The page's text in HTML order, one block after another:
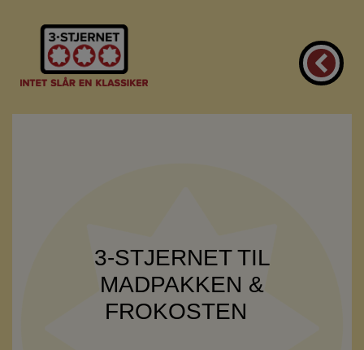
3-STJERNET TIL
MADPAKKEN &
FROKOSTEN